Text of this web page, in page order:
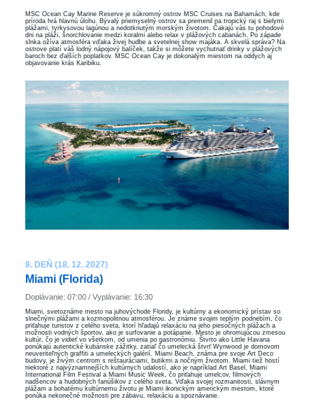
MSC Ocean Cay Marine Reserve je súkromný ostrov MSC Cruises na Bahamách, kde
príroda hrá hlavnú úlohu. Bývalý priemyselný ostrov sa premenil na tropický raj s bielymi
plážami, tyrkysovou lagúnou a nedotknutým morským životom. Čakajú vás tu pohodové
dni na pláži, šnorchlovanie medzi koralmi alebo relax v plážových cabanách. Po západe
slnka ožíva atmosféra vďaka živej hudbe a svetelnej show majáka. A skvelá správa? Na
ostrove platí váš lodný nápojový balíček, takže si môžete vychutnať drinky v plážových
baroch bez ďalších poplatkov. MSC Ocean Cay je dokonalým miestom na oddych aj
objavovanie krás Karibiku.
8. DEŇ (18. 12. 2027)
Miami (Florida)
Doplávanie: 07:00 / Vyplávanie: 16:30
Miami, svetoznáme mesto na juhovýchode Floridy, je kultúrny a ekonomický prístav so
slnečnými plážami a kozmopolitnou atmosférou. Je známe svojim teplým podnebím, čo
priťahuje turistov z celého sveta, ktorí hľadajú relaxáciu na jeho piesočných plážach a
možnosti vodných športov, ako je surfovanie a potápanie. Mesto je ohromujúcou zmesou
kultúr, čo je vidieť vo všetkom, od umenia po gastronómiu. Štvrto ako Little Havana
ponúkajú autentické kubánske zážitky, zatiaľ čo umelecká štvrť Wynwood je domovom
neuveriteľných graffiti a umeleckých galérií. Miami Beach, známa pre svoje Art Deco
budovy, je živým centrom s reštauráciami, butikmi a nočným životom. Miami tiež hostí
niektoré z najvýznamnejších kultúrnych udalostí, ako je napríklad Art Basel, Miami
International Film Festival a Miami Music Week, čo priťahuje umelcov, filmových
nadšencov a hudobných fanúšikov z celého sveta. Vďaka svojej rozmanitosti, slávnym
plážam a bohatému kultúrnemu životu je Miami ikonickým americkým mestom, ktoré
ponúka nekonečné možnosti pre zábavu, relaxáciu a spoznávanie.